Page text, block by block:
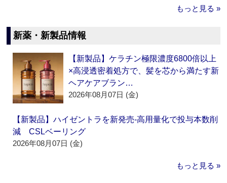
もっと見る »
新薬・新製品情報
【新製品】ケラチン極限濃度6800倍以上
×高浸透密着処方で、髪を芯から満たす新
ヘアケアブラン…
2026年08月07日 (金)
【新製品】ハイゼントラを新発売‐高用量化で投与本数削
減 CSLベーリング
2026年08月07日 (金)
もっと見る »